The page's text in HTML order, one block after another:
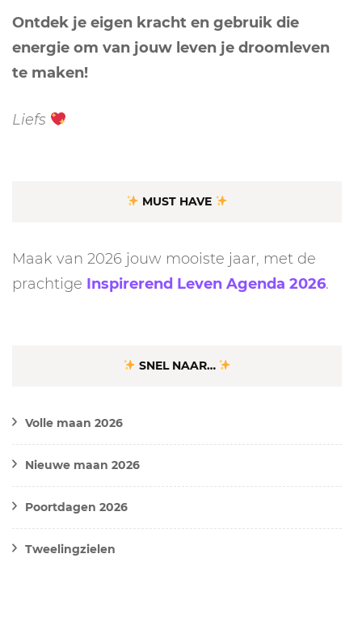
Ontdek je eigen kracht en gebruik die
energie om van jouw leven je droomleven
te maken!
Liefs
MUST HAVE
Maak van 2026 jouw mooiste jaar, met de
prachtige Inspirerend Leven Agenda 2026.
SNEL NAAR…
Volle maan 2026
Nieuwe maan 2026
Poortdagen 2026
Tweelingzielen